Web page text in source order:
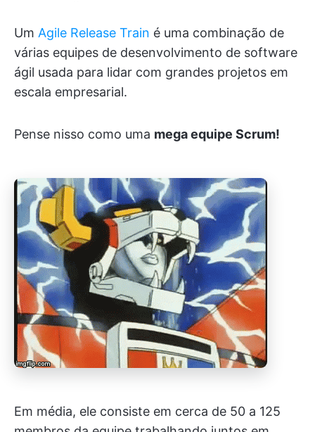
Um Agile Release Train é uma combinação de
várias equipes de desenvolvimento de software
ágil usada para lidar com grandes projetos em
escala empresarial.
Pense nisso como uma mega equipe Scrum!
Em média, ele consiste em cerca de 50 a 125